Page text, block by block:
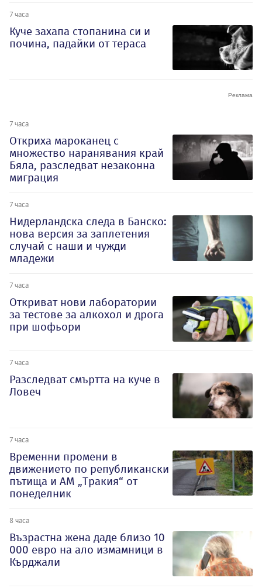
7 часа
Куче захапа стопанина си и
почина, падайки от тераса
7 часа
Откриха мароканец с
множество наранявания край
Бяла, разследват незаконна
миграция
7 часа
Нидерландска следа в Банско:
нова версия за заплетения
случай с наши и чужди
младежи
7 часа
Откриват нови лаборатории
за тестове за алкохол и дрога
при шофьори
7 часа
Разследват смъртта на куче в
Ловеч
7 часа
Временни промени в
движението по републикански
пътища и АМ „Тракия“ от
понеделник
8 часа
Възрастна жена даде близо 10
000 евро на ало измамници в
Кърджали